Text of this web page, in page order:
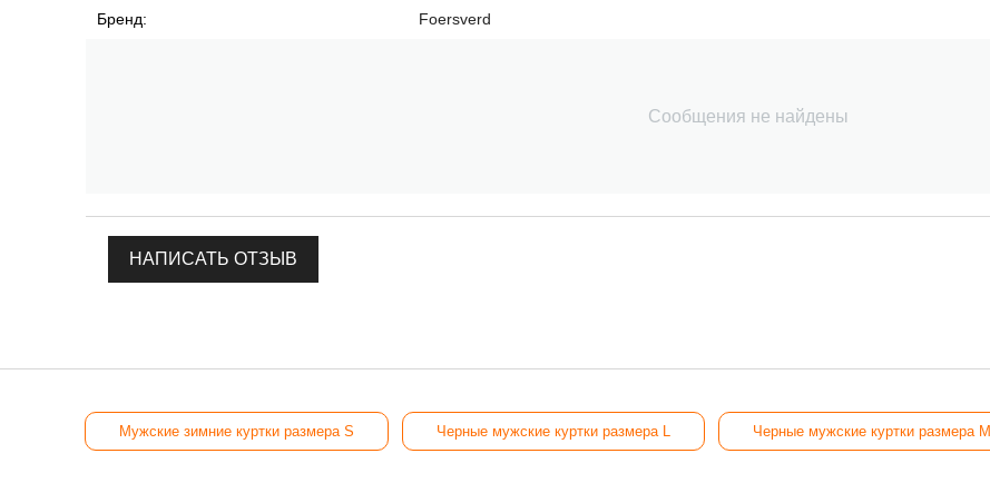
Бренд:
Foersverd
Сообщения не найдены
НАПИСАТЬ ОТЗЫВ
Мужские зимние куртки размера S Черные мужские куртки размера L Черные мужские куртки размера M